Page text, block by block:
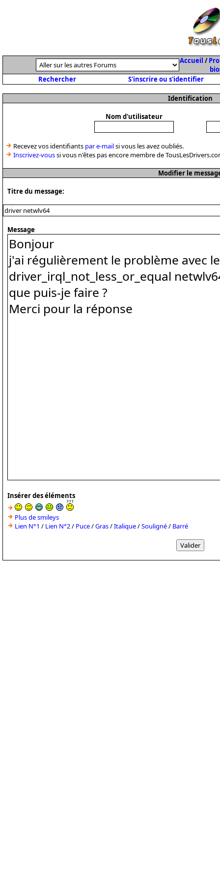
Accueil /
Rechercher
S'inscrire ou s'identifier
Identification
Nom d'utilisateur
Recevez vos identifiants par e-mailsi vous les avez oubliés.
Inscrivez-voussi vous n'êtes pas encore membre de
Modifier le
Titre du message:
Message
Insérer des éléments
Plus de smileys
Lien N°1 / Lien N°2/ Puce/Gras/Italique/Souligné/ Barré